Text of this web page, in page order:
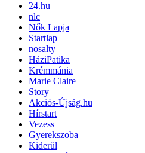
24.hu
nlc
Nők Lapja
Startlap
nosalty
HáziPatika
Krémmánia
Marie Claire
Story
Akciós-Újság.hu
Hírstart
Vezess
Gyerekszoba
Kiderül